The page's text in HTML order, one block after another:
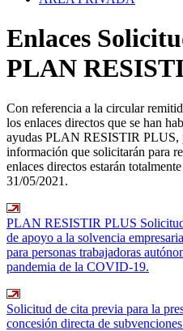
Enlaces
PLAN
Con referencia a la circular
los enlaces directos que se han
ayudas PLAN RESISTIR PLUS,
información que solicitarán para
enlaces directos estarán
31/05/2021.
PLAN RESISTIR PLUS
de apoyo a la solvencia
para personas trabajadoras
pandemia de la COVID-19.
Solicitud de cita previa para la
concesión directa de